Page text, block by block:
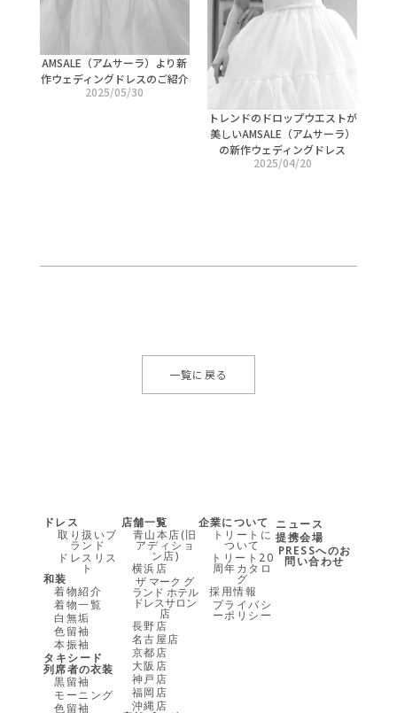
AMSALE（アムサーラ）より新
作ウェディングドレスのご紹介
2025/05/30
トレンドのドロップウエストが
美しいAMSALE（アムサーラ）
の新作ウェディングドレス
2025/04/20
一覧に戻る
ドレス
取り扱いブ
ランド
ドレスリス
ト
和装
着物紹介
着物一覧
白無垢
色留袖
本振袖
タキシード
列席者の衣装
黒留袖
モーニング
店舗一覧
青山本店(旧
アディショ
ン店)
横浜店
ザ マーク グ
ランド ホテル
ドレスサロン
店
長野店
名古屋店
京都店
大阪店
神戸店
福岡店
沖縄店
企業について
トリートに
ついて
トリート20
周年カタロ
グ
採用情報
プライバシ
ーポリシー
ニュース
提携会場
PRESSへのお
問い合わせ